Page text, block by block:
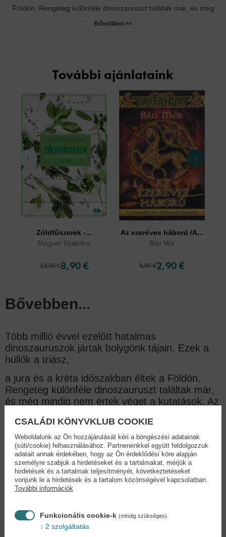
Földön. Rengeteg különféle dinoszauruszt találtak már, és még
mindig nem értek...
Bővebben >>
További ajánlataink
Zöldfűszerek -...
Megyeri Szabolcs
13,90 €8,90 €
Az ezeréves háború /A...
Bán Mór
9,90 €2,90 €
Bővebben...
Több millió évvel ezelőtt hatalmas
dinoszauruszok jártak bolygónk tájain. Ezek a
hüllők a triász,
a jura és a kréta időszakban éltek a Földön.
Rengeteg különféle dinoszauruszt találtak már,
és még mindig nem értek véget a kutatások. Az
nagyságúakig több mint hatvanféle állatot
találhatsz meg a matricásfüzet oldalain.
Ragaszd be őket, és tudj meg minél többet
ezekről a 64 millió évvel ezelőtt kihalt lényekről.
Adatok
CSALÁDI KÖNYVKLUB COOKIE
Weboldalunk az Ön hozzájárulását kéri a böngészési adatainak
(süti/cookie) felhasználásához. Partnereinkkel együtt feldolgozzuk
adatait annak érdekében, hogy az Ön érdeklődési köre alapján
személyre szabjuk a hirdetéseket és a tartalmakat, mérjük a
hirdetések és a tartalmak teljesítményét, következtetéseket
vonjunk le a hirdetések és a tartalom közönségével kapcsolatban.
További információk
Funkcionális cookie-k (mindig szükséges)
2 szolgáltatás